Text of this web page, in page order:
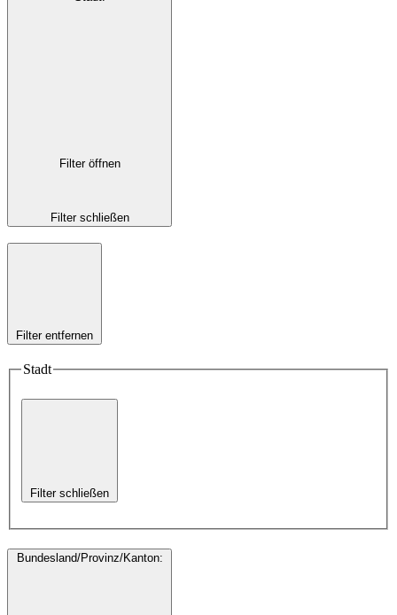
Filter öffnen
Filter schließen
Filter entfernen
Stadt
Filter schließen
Bundesland/Provinz/Kanton: